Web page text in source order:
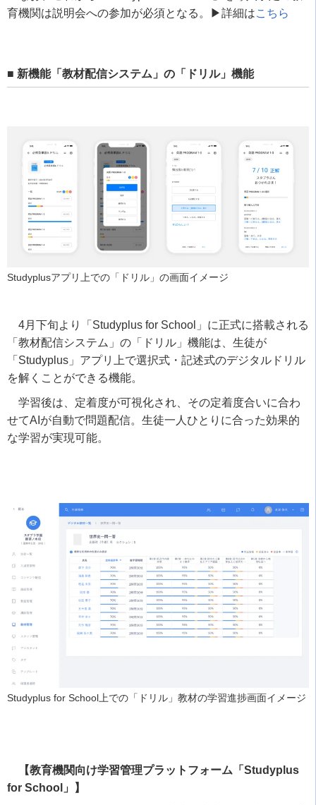
育機関は説明会への参加が必須となる。▶︎詳細はこちら
■ 新機能「教材配信システム」の「ドリル」機能
Studyplusアプリ上での「ドリル」の画面イメージ
4月下旬より「Studyplus for School」に正式に搭載される
「教材配信システム」の「ドリル」機能は、生徒が
「Studyplus」アプリ上で選択式・記述式のデジタルドリル
を解くことができる機能。
学習後は、定着度が可視化され、その定着度合いに合わ
せてAIが自動で問題配信。生徒一人ひとりに合った効果的
な学習が実現可能。
Studyplus for School上での「ドリル」教材の学習進捗画面イメージ
【教育機関向け学習管理プラットフォーム「Studyplus
for School」】